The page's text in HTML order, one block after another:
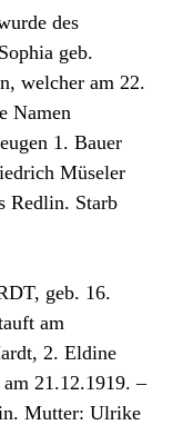
des
geb.
welcher am 22.
Namen
1. Bauer
Müseler
Redlin. Starb
geb. 16.
am
2. Eldine
21.12.1919. –
Mutter: Ulrike